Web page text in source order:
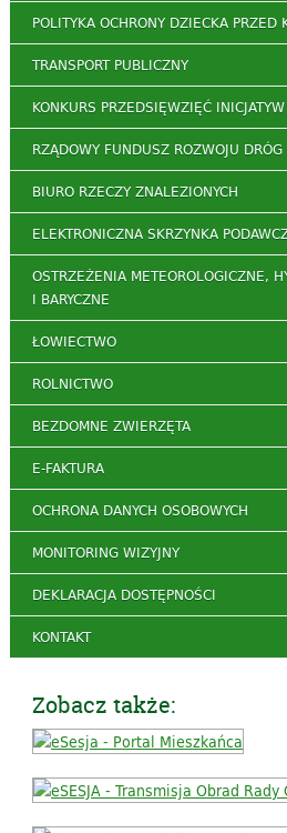
POLITYKA OCHRONY DZIECKA PRZED
TRANSPORT PUBLICZNY
KONKURS PRZEDSIĘWZIĘĆ
RZĄDOWY FUNDUSZ ROZWOJU DRÓG
BIURO RZECZY ZNALEZIONYCH
ELEKTRONICZNA SKRZYNKA
OSTRZEŻENIA METEOROLOGICZNE,
I BARYCZNE
ŁOWIECTWO
ROLNICTWO
BEZDOMNE ZWIERZĘTA
E-FAKTURA
OCHRONA DANYCH OSOBOWYCH
MONITORING WIZYJNY
DEKLARACJA DOSTĘPNOŚCI
KONTAKT
Zobacz także: